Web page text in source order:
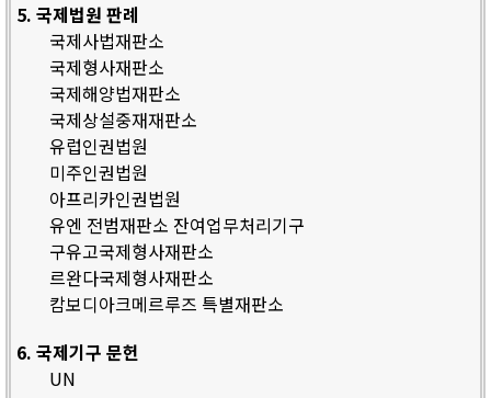
5. 국제법원 판례
국제사법재판소
국제형사재판소
국제해양법재판소
국제상설중재재판소
유럽인권법원
미주인권법원
아프리카인권법원
유엔 전범재판소 잔여업무처리기구
구유고국제형사재판소
르완다국제형사재판소
캄보디아크메르루즈 특별재판소
6. 국제기구 문헌
UN